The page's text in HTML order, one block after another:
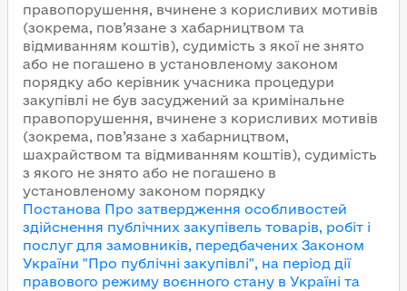
правопорушення, вчинене з корисливих мотивів
(зокрема, пов’язане з хабарництвом та
відмиванням коштів), судимість з якої не знято
або не погашено в установленому законом
порядку або керівник учасника процедури
закупівлі не був засуджений за кримінальне
правопорушення, вчинене з корисливих мотивів
(зокрема, пов’язане з хабарництвом,
шахрайством та відмиванням коштів), судимість
з якого не знято або не погашено в
установленому законом порядку
Постанова Про затвердження особливостей
здійснення публічних закупівель товарів, робіт і
послуг для замовників, передбачених Законом
України "Про публічні закупівлі", на період дії
правового режиму воєнного стану в Україні та